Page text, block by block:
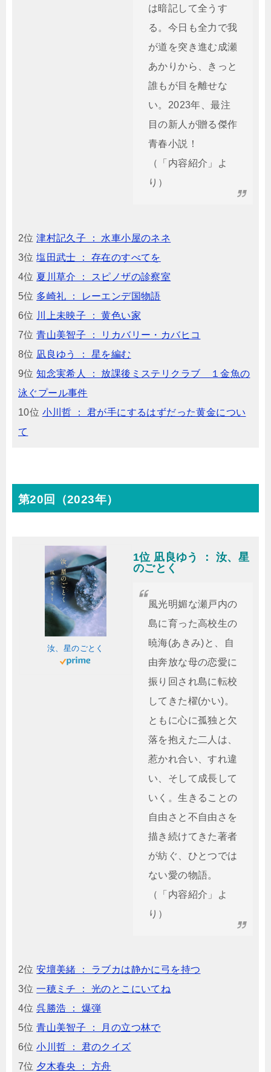
は暗記して全うす
る。今日も全力で我
が道を突き進む成瀬
あかりから、きっと
誰もが目を離せな
い。2023年、最注
目の新人が贈る傑作
青春小説！
（「内容紹介」よ
り）
2位津村記久子 ： 水車小屋のネネ
3位塩田武士 ： 存在のすべてを
4位 夏川草介 ： スピノザの診察室
5位 多崎礼 ： レーエンデ国物語
6位 川上未映子 ： 黄色い家
7位青山美智子 ： リカバリー・カバヒコ
8位 凪良ゆう ： 星を編む
9位知念実希人 ： 放課後ミステリクラブ １金魚の
泳ぐプール事件
10位 小川哲 ： 君が手にするはずだった黄金につい
て
第20回（2023年）
汝、星のごとく
1位 凪良ゆう ： 汝、星
のごとく
風光明媚な瀬戸内の
島に育った高校生の
暁海(あきみ)と、自
由奔放な母の恋愛に
振り回され島に転校
してきた櫂(かい)。
ともに心に孤独と欠
落を抱えた二人は、
惹かれ合い、すれ違
い、そして成長して
いく。生きることの
自由さと不自由さを
描き続けてきた著者
が紡ぐ、ひとつでは
ない愛の物語。
（「内容紹介」よ
り）
2位安壇美緒 ： ラブカは静かに弓を持つ
3位一穂ミチ ： 光のとこにいてね
4位呉勝浩 ： 爆弾
5位青山美智子 ： 月の立つ林で
6位小川哲 ： 君のクイズ
7位 夕木春央 ： 方舟